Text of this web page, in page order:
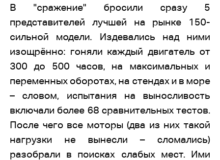
В "сражение" бросили сразу 5
представителей лучшей на рынке 150-
сильной модели. Издевались над ними
изощрённо: гоняли каждый двигатель от
300 до 500 часов, на максимальных и
переменных оборотах, на стендах и в море
– словом, испытания на выносливость
включали более 68 сравнительных тестов.
После чего все моторы (два из них такой
нагрузки не вынесли – сломались)
разобрали в поисках слабых мест. Ими